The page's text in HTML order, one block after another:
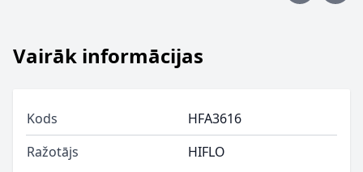
Vairāk informācijas
Kods
HFA3616
Ražotājs
HIFLO